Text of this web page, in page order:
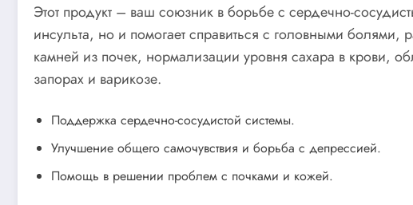
Этот продукт – ваш союзник в борьбе с сердечно-
инсульта, но и помогает справиться с головными
камней из почек, нормализации уровня сахара в крови,
запорах и варикозе.
Поддержка сердечно-сосудистой системы.
Улучшение общего самочувствия и борьба с депрессией.
Помощь в решении проблем с почками и кожей.